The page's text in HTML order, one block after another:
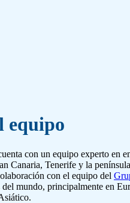
equipo
con un equipo experto en
Canaria, Tenerife y la
con el equipo del
del mundo, principalmente en